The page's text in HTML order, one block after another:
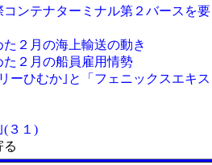
コンテナターミナル第２バースを要
た２月の海上輸送の動き
た２月の船員雇用情勢
ーひむか｣と「フェニックスエキス
(３１)
る